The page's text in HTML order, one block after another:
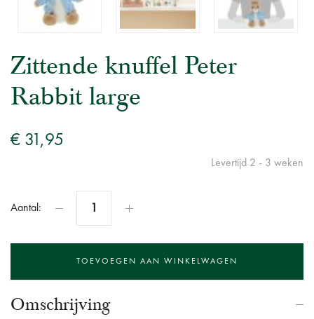
Zittende knuffel Peter
Rabbit large
€ 31,95
Levertijd 2 - 3 weken
Aantal:
Omschrijving